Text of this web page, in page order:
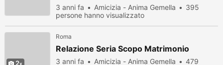
3 anni fa Amicizia - Anima Gemella
395
persone hanno visualizzato
2
Roma
Relazione Seria Scopo Matrimonio
3 anni fa Amicizia - Anima Gemella 479